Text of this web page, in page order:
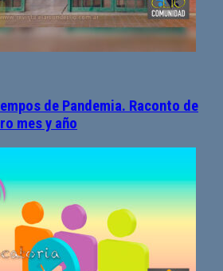
de Pandemia. Raconto de
mes y año